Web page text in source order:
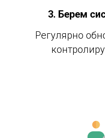
3. Берем
Регулярно